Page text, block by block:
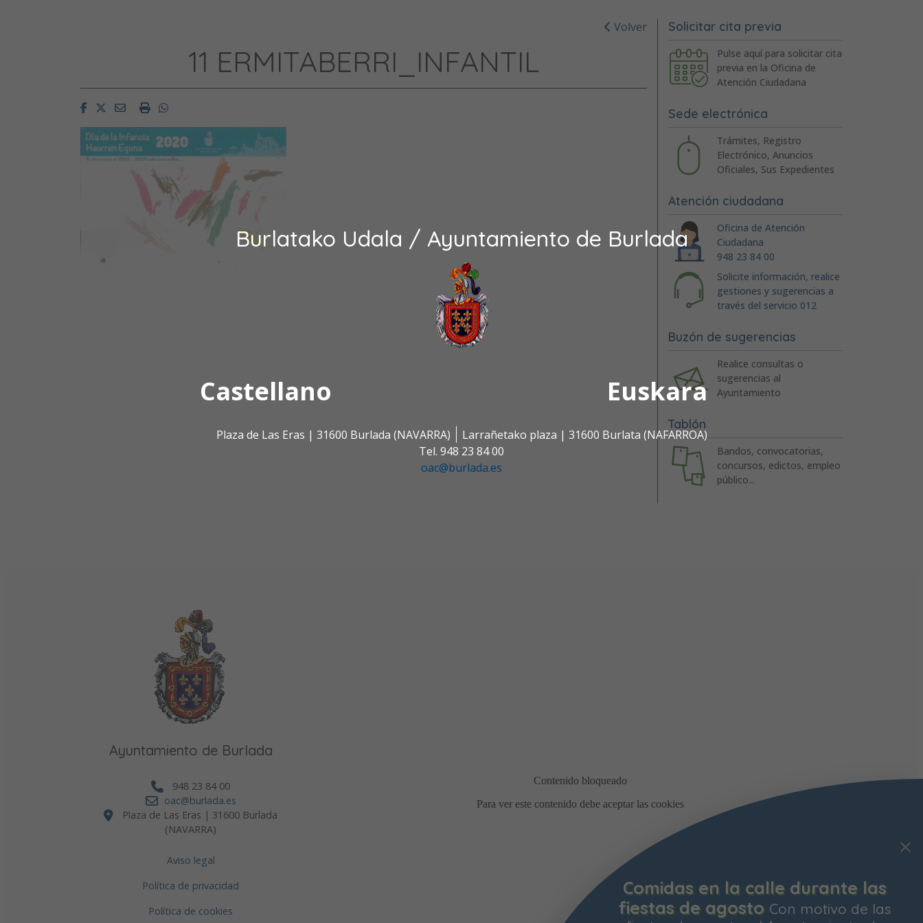
Burlatako Udala / Ayuntamiento de Burlada
Castellano Euskara
Plaza de Las Eras | 31600 Burlada (NAVARRA)
Larrañetako plaza | 31600 Burlata (NAFARROA)
Tel. 948 23 84 00
oac@burlada.es
Comidas en la calle durante las
fiestas de agosto Con motivo de las
Volver
11 ERMITABERRI_INFANTIL
FacebookTwitterEmailImprimirWhatsapp
Solicitar cita previa
Pulse aquí para solicitar cita
previa en la Oficina de
Atención Ciudadana
Sede electrónica
Trámites, Registro
Electrónico, Anuncios
Oficiales, Sus Expedientes
Atención ciudadana
Oficina de Atención
Ciudadana
948 23 84 00
Solicite información, realice
gestiones y sugerencias a
través del servicio 012
Buzón de sugerencias
Realice consultas o
sugerencias al
Ayuntamiento
Tablón
Bandos, convocatorias,
concursos, edictos, empleo
público...
Ayuntamiento de Burlada
948 23 84 00
oac@burlada.es
Plaza de Las Eras | 31600 Burlada
(NAVARRA)
Aviso legal
Política de privacidad
Política de cookies